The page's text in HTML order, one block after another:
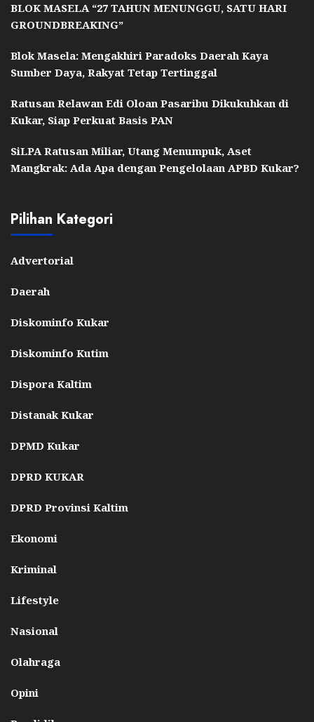
BLOK MASELA “27 TAHUN MENUNGGU, SATU HARI
GROUNDBREAKING”
Blok Masela: Mengakhiri Paradoks Daerah Kaya
Sumber Daya, Rakyat Tetap Tertinggal
Ratusan Relawan Edi Oloan Pasaribu Dikukuhkan di
Kukar, Siap Perkuat Basis PAN
SiLPA Ratusan Miliar, Utang Menumpuk, Aset
Mangkrak: Ada Apa dengan Pengelolaan APBD Kukar?
Pilihan Kategori
Advertorial
Daerah
Diskominfo Kukar
Diskominfo Kutim
Dispora Kaltim
Distanak Kukar
DPMD Kukar
DPRD KUKAR
DPRD Provinsi Kaltim
Ekonomi
Kriminal
Lifestyle
Nasional
Olahraga
Opini